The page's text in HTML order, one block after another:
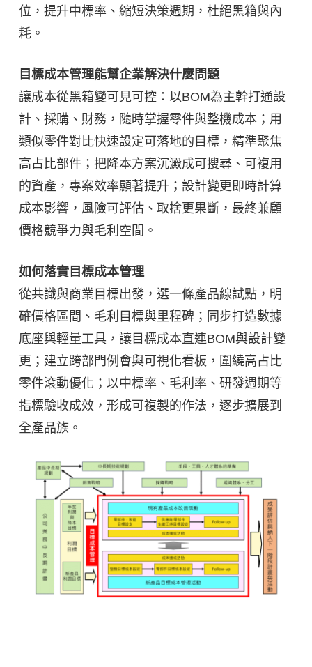
位，提升中標率、縮短決策週期，杜絕黑箱與內
耗。
目標成本管理能幫企業解決什麼問題
讓成本從黑箱變可見可控：以BOM為主幹打通設
計、採購、財務，隨時掌握零件與整機成本；用
類似零件對比快速設定可落地的目標，精準聚焦
高占比部件；把降本方案沉澱成可搜尋、可複用
的資產，專案效率顯著提升；設計變更即時計算
成本影響，風險可評估、取捨更果斷，最終兼顧
價格競爭力與毛利空間。
如何落實目標成本管理
從共識與商業目標出發，選一條產品線試點，明
確價格區間、毛利目標與里程碑；同步打造數據
底座與輕量工具，讓目標成本直連BOM與設計變
更；建立跨部門例會與可視化看板，圍繞高占比
零件滾動優化；以中標率、毛利率、研發週期等
指標驗收成效，形成可複製的作法，逐步擴展到
全產品族。